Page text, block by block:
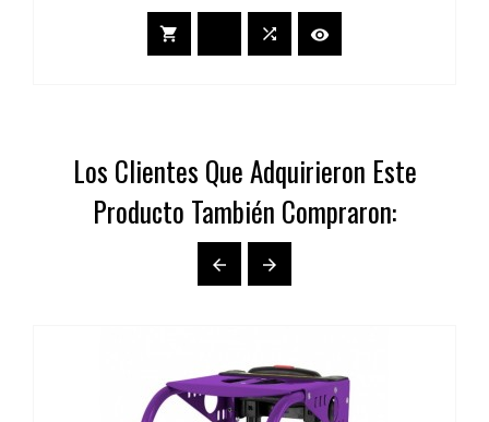
  
Los Clientes Que Adquirieron Este
Producto También Compraron:
 